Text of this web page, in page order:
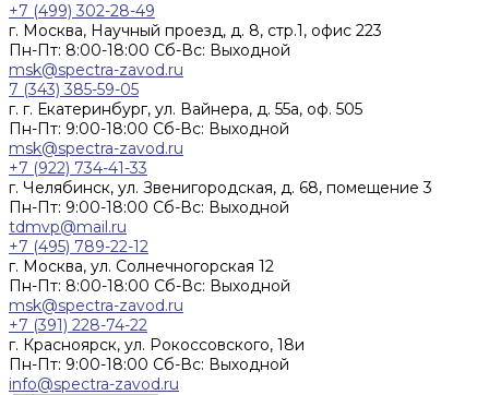
+7 (499) 302-28-49
г. Москва, Научный проезд, д. 8, стр.1, офис 223
Пн-Пт: 8:00-18:00 Cб-Вс: Выходной
msk@spectra-zavod.ru
7 (343) 385-59-05
г. г. Екатеринбург, ул. Вайнера, д. 55а, оф. 505
Пн-Пт: 9:00-18:00 Cб-Вс: Выходной
msk@spectra-zavod.ru
+7 (922) 734-41-33
г. Челябинск, ул. Звенигородская, д. 68, помещение 3
Пн-Пт: 9:00-18:00 Cб-Вс: Выходной
tdmvp@mail.ru
+7 (495) 789-22-12
г. Москва, ул. Солнечногорская 12
Пн-Пт: 8:00-18:00 Cб-Вс: Выходной
msk@spectra-zavod.ru
+7 (391) 228-74-22
г. Красноярск, ул. Рокоссовского, 18и
Пн-Пт: 9:00-18:00 Cб-Вс: Выходной
info@spectra-zavod.ru